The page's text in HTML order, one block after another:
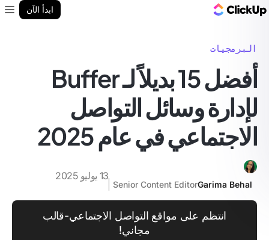
ابدأ الآن
البرمجيات
أفضل 15 بديلاً لـ Buffer
لإدارة وسائل التواصل
الاجتماعي في عام 2025
Garima Behal
Senior Content Editor
13 يوليو 2025
انتظم على مواقع التواصل الاجتماعي-قالب
مجاني!